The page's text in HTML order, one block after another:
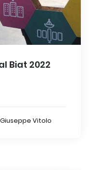
Biat 2022
Giuseppe Vitolo